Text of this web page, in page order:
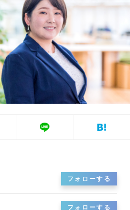
フォローする
フォローする